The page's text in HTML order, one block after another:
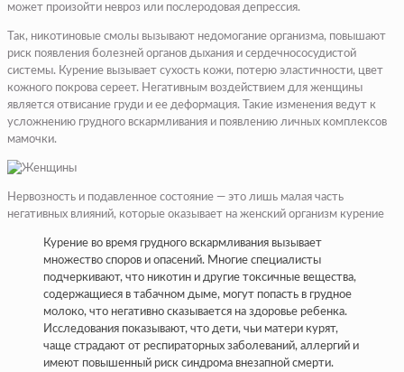
может произойти невроз или послеродовая депрессия.
Так, никотиновые смолы вызывают недомогание организма, повышают
риск появления болезней органов дыхания и сердечнососудистой
системы. Курение вызывает сухость кожи, потерю эластичности, цвет
кожного покрова сереет. Негативным воздействием для женщины
является отвисание груди и ее деформация. Такие изменения ведут к
усложнению грудного вскармливания и появлению личных комплексов
мамочки.
Нервозность и подавленное состояние — это лишь малая часть
негативных влияний, которые оказывает на женский организм курение
Курение во время грудного вскармливания вызывает
множество споров и опасений. Многие специалисты
подчеркивают, что никотин и другие токсичные вещества,
содержащиеся в табачном дыме, могут попасть в грудное
молоко, что негативно сказывается на здоровье ребенка.
Исследования показывают, что дети, чьи матери курят,
чаще страдают от респираторных заболеваний, аллергий и
имеют повышенный риск синдрома внезапной смерти.